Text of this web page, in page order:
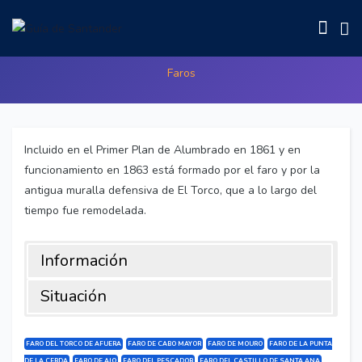
Faro del Torco de Afuera
Faros
Incluido en el Primer Plan de Alumbrado en 1861 y en
funcionamiento en 1863 está formado por el faro y por la
antigua muralla defensiva de El Torco, que a lo largo del
tiempo fue remodelada.
Información
Situación
funcionamiento en 1863 está formado por el faro y por la
(Cantabria)
FARO DEL TORCO DE AFUERA FARO DE CABO MAYOR FARO DE MOURO
FARO DE LA PUNTA